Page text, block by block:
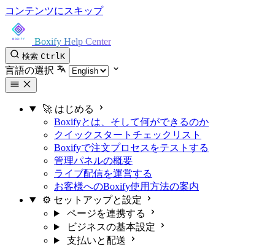
コンテンツにスキップ
Boxify Help Center
検索 CtrlK
言語の選択
🚀 はじめる
Boxifyとは、そして何ができるのか
クイックスタートチェックリスト
Boxifyで注文プロセスをテストする
管理パネルの概要
ライブ配信を運営する
お客様へのBoxify使用方法の案内
⚙️ セットアップと設定
ページを連携する
ビジネスの基本設定
支払いと配送